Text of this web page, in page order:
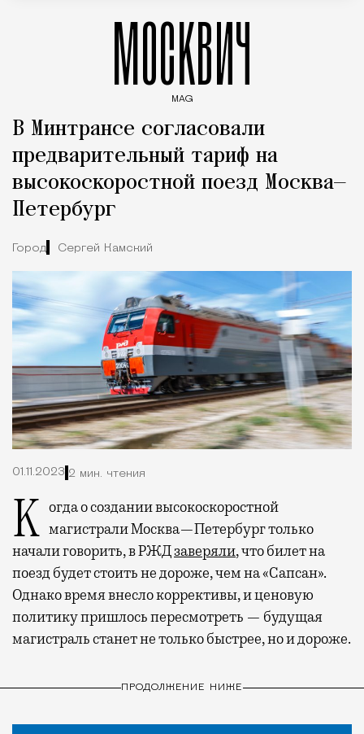
МОСКВИЧ
MAG
В Минтрансе согласовали
предварительный тариф на
высокоскоростной поезд Москва—
Петербург
Город Сергей Камский
01.11.2023 2 мин. чтения
Когда о создании высокоскоростной магистрали Москва—Петербург только
начали говорить, в РЖДзаверяли, что билет на
поезд будет стоить не дороже, чем на «Сапсан».
Однако время внесло коррективы, и ценовую
политику пришлось пересмотреть — будущая
магистраль станет не только быстрее, но и дороже.
ПРОДОЛЖЕНИЕ НИЖЕ